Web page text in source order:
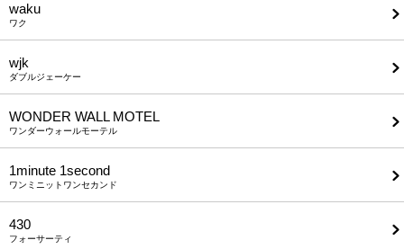
waku
ワク
wjk
ダブルジェーケー
WONDER WALL MOTEL
ワンダーウォールモーテル
1minute​ 1second
ワンミニットワンセカンド
430
フォーサーティ